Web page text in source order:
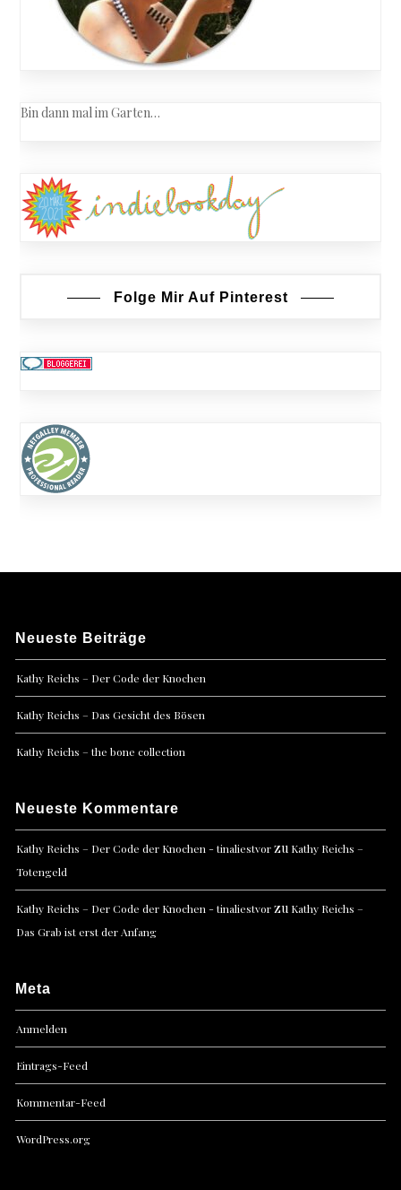
Bin dann mal im Garten…
Folge Mir Auf Pinterest
Neueste Beiträge
Kathy Reichs – Der Code der Knochen
Kathy Reichs – Das Gesicht des Bösen
Kathy Reichs – the bone collection
Neueste Kommentare
Kathy Reichs – Der Code der Knochen - tinaliestvorzu Kathy Reichs –
Totengeld
Kathy Reichs – Der Code der Knochen - tinaliestvorzu Kathy Reichs –
Das Grab ist erst der Anfang
Meta
Anmelden
Eintrags-Feed
Kommentar-Feed
WordPress.org